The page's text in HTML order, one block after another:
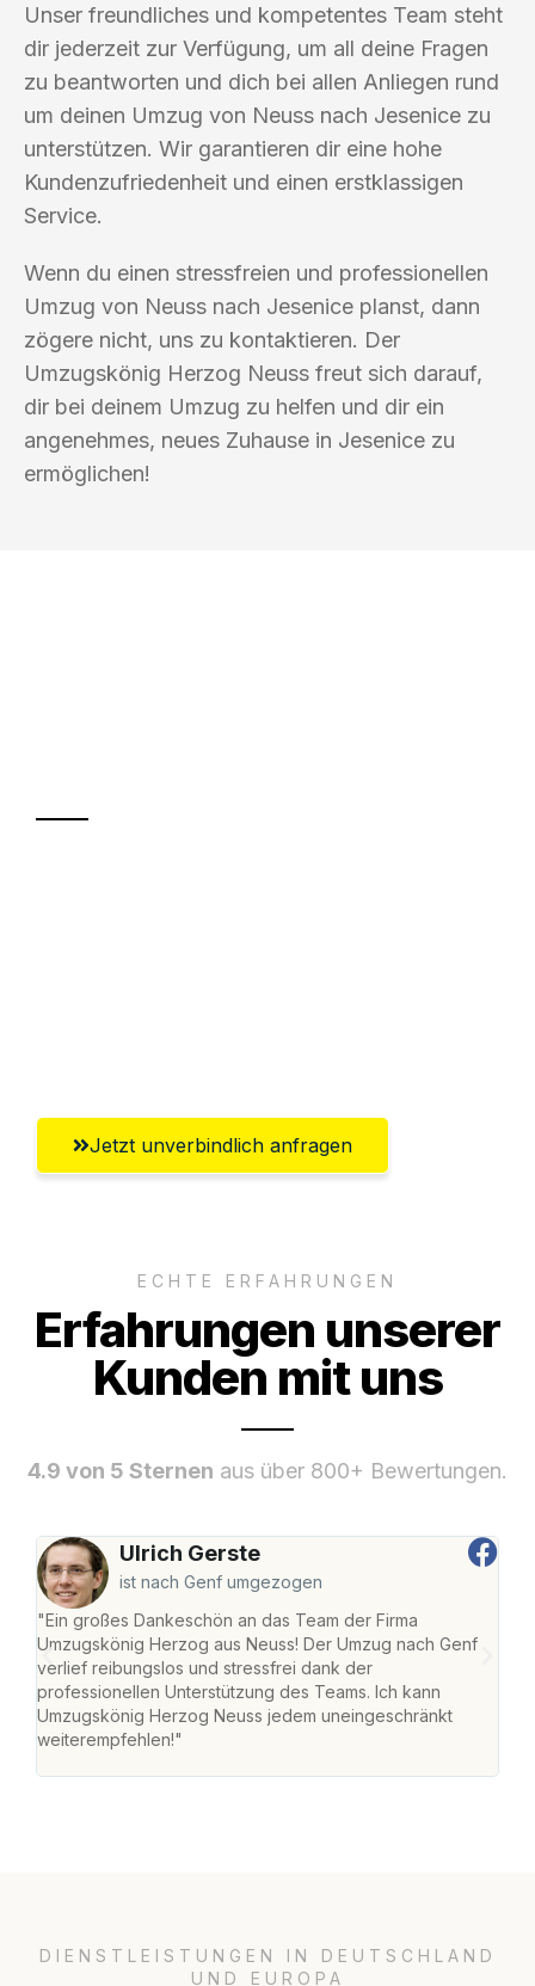
Unser freundliches und kompetentes Team steht
dir jederzeit zur Verfügung, um all deine Fragen
zu beantworten und dich bei allen Anliegen rund
um deinen Umzug von Neuss nach Jesenice zu
unterstützen. Wir garantieren dir eine hohe
Kundenzufriedenheit und einen erstklassigen
Service.
Wenn du einen stressfreien und professionellen
Umzug von Neuss nach Jesenice planst, dann
zögere nicht, uns zu kontaktieren. Der
Umzugskönig Herzog Neuss freut sich darauf,
dir bei deinem Umzug zu helfen und dir ein
angenehmes, neues Zuhause in Jesenice zu
ermöglichen!
Jetzt unverbindlich anfragen
ECHTE ERFAHRUNGEN
Erfahrungen unserer
Kunden mit uns
4.9 von 5 Sternen aus über 800+ Bewertungen.
Ulrich Gerste
ist nach Genf umgezogen
"Ein großes Dankeschön an das Team der Firma
Umzugskönig Herzog aus Neuss! Der Umzug nach Genf
verlief reibungslos und stressfrei dank der
professionellen Unterstützung des Teams. Ich kann
Umzugskönig Herzog Neuss jedem uneingeschränkt
weiterempfehlen!"
DIENSTLEISTUNGEN IN DEUTSCHLAND
UND EUROPA